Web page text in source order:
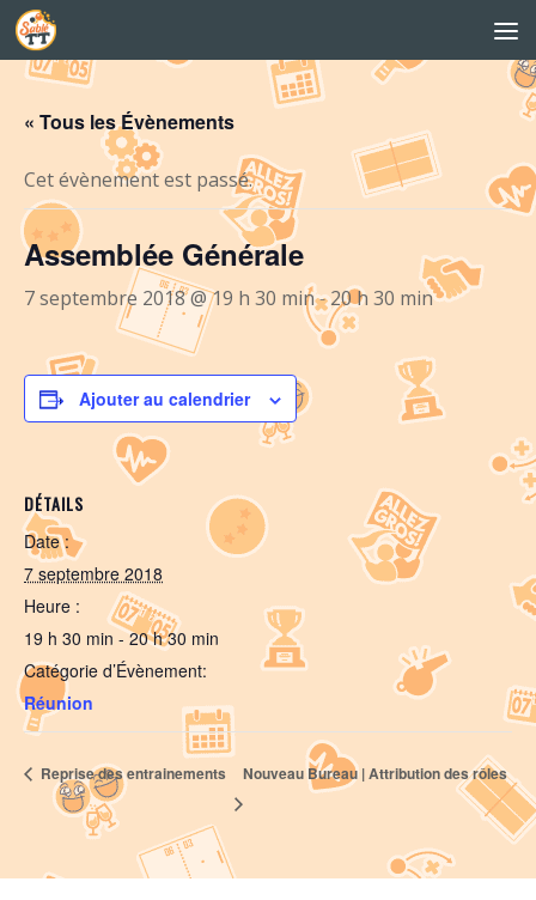
Skip to content
« Tous les Évènements
Cet évènement est passé.
Assemblée Générale
7 septembre 2018 @ 19 h 30 min-20 h 30 min
Ajouter au calendrier
DÉTAILS
Date :
7 septembre 2018
Heure :
19 h 30 min - 20 h 30 min
Catégorie d’Évènement:
Réunion
Reprise des entrainements Nouveau Bureau | Attribution des rôles